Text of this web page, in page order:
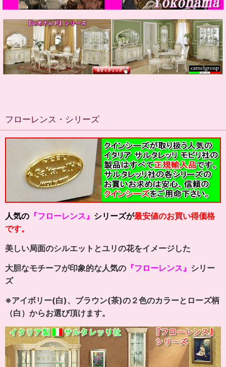
フローレンス・シリーズ
人気の 『フローレンス』 シリーズが最安値のお買い得価格
です。
美しい局面のシルエットとユリの花をイメージした
大胆なモチーフが印象的な人気の 『フローレンス』 シリー
ズ
※アイボリー(白)、ブラウン(茶)の２色のカラーとローズ柄
（白）からお選び頂けます。